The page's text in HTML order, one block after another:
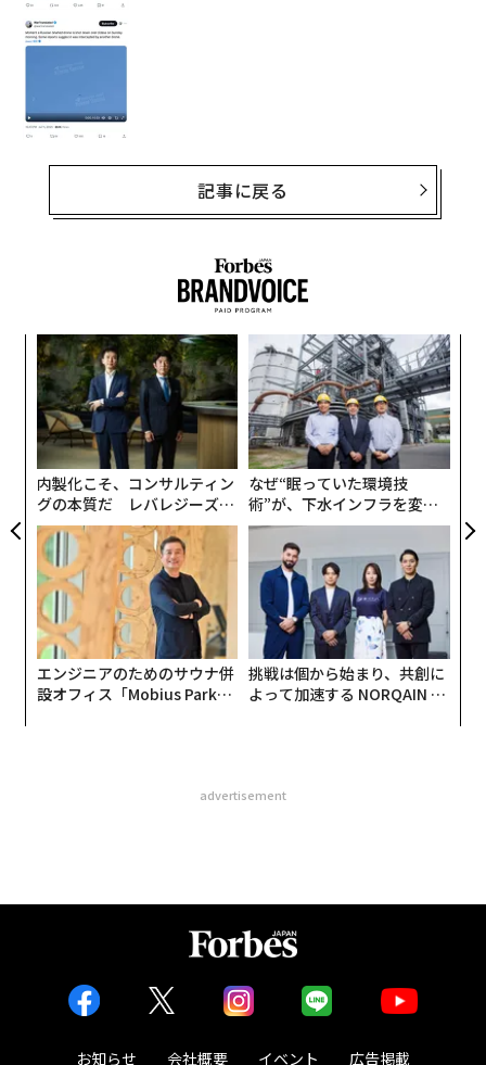
記事に戻る
内製化こそ、コンサルティン
グの本質だ レバレジーズが
実践する、次世代ファームの
全貌
なぜ“眠っていた環境技
術”が、下水インフラを変え
たのか──産総研×月島JFE
アクアソリューションの10年
エンジニアのためのサウナ併
設オフィス「Mobius Park」
挑戦は個から始まり、共創に
よって加速する NORQAIN JA
advertisement
お知らせ 会社概要 イベント 広告掲載